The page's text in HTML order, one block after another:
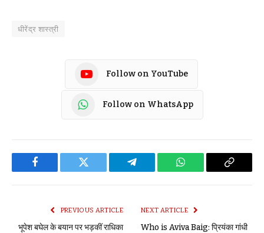
धीरेंद्र शास्त्री
Follow on YouTube
Follow on WhatsApp
Facebook Twitter Telegram WhatsApp Copy
PREVIOUS ARTICLE
भूपेश बघेल के बयान पर भड़कीं राधिका
NEXT ARTICLE
Who is Aviva Baig: प्रियंका गांधी